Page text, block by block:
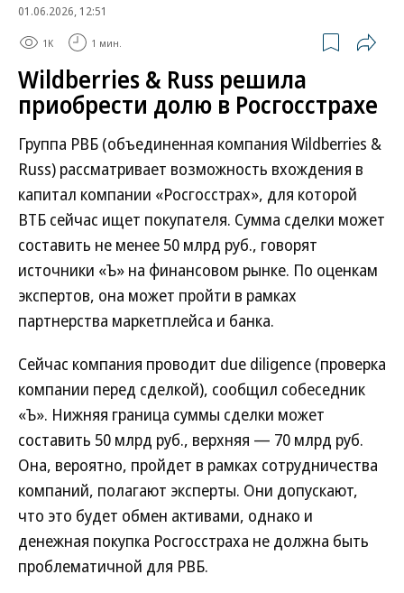
01.06.2026, 12:51
1K 1 мин.
Wildberries & Russ решила
приобрести долю в Росгосстрахе
Группа РВБ (объединенная компания Wildberries &
Russ) рассматривает возможность вхождения в
капитал компании «Росгосстрах», для которой
ВТБ сейчас ищет покупателя. Сумма сделки может
составить не менее 50 млрд руб., говорят
источники «Ъ» на финансовом рынке. По оценкам
экспертов, она может пройти в рамках
партнерства маркетплейса и банка.
Сейчас компания проводит due diligence (проверка
компании перед сделкой), сообщил собеседник
«Ъ». Нижняя граница суммы сделки может
составить 50 млрд руб., верхняя — 70 млрд руб.
Она, вероятно, пройдет в рамках сотрудничества
компаний, полагают эксперты. Они допускают,
что это будет обмен активами, однако и
денежная покупка Росгосстраха не должна быть
проблематичной для РВБ.